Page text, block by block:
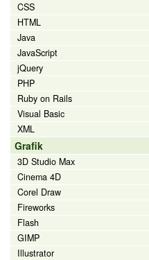
CSS
HTML
Java
JavaScript
jQuery
PHP
Ruby on Rails
Visual Basic
XML
Grafik
3D Studio Max
Cinema 4D
Corel Draw
Fireworks
Flash
GIMP
Illustrator